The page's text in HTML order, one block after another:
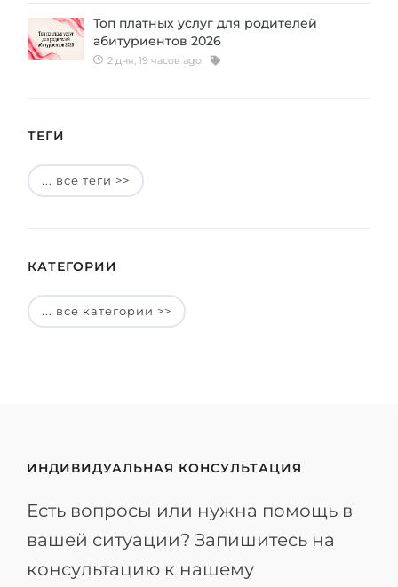
Топ платных услуг для родителей
абитуриентов 2026
2 дня, 19 часов ago
ТЕГИ
... все теги >>
КАТЕГОРИИ
... все категории >>
ИНДИВИДУАЛЬНАЯ КОНСУЛЬТАЦИЯ
Есть вопросы или нужна помощь в
вашей ситуации? Запишитесь на
консультацию к нашему